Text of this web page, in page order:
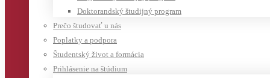
Doktorandský študijný program
Prečo študovať u nás
Poplatky a podpora
Študentský život a formácia
Prihlásenie na štúdium